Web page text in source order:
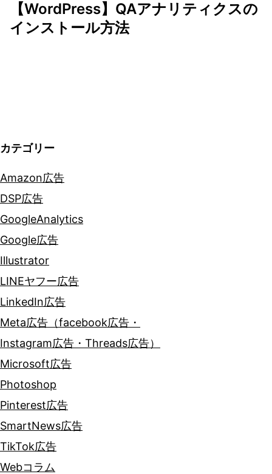
ゲ
ー
【WordPress】QAアナリティクスの
インストール方法
カテゴリー
Amazon広告
DSP広告
GoogleAnalytics
Google広告
Illustrator
LINEヤフー広告
LinkedIn広告
Meta広告（facebook広告・
Instagram広告・Threads広告）
Microsoft広告
Photoshop
Pinterest広告
SmartNews広告
TikTok広告
Webコラム